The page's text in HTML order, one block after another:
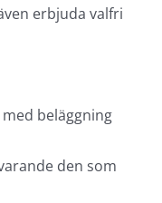
erbjuda valfri
med beläggning
den som